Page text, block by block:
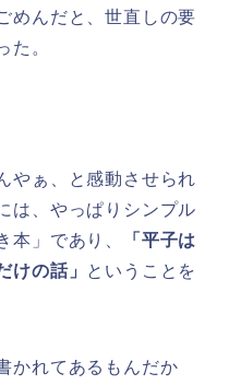
めんだと、世直しの要
た。
やぁ、と感動させられ
は、やっぱりシンプル
本」であり、
「平子は
けの話」 ということを
かれてあるもんだか